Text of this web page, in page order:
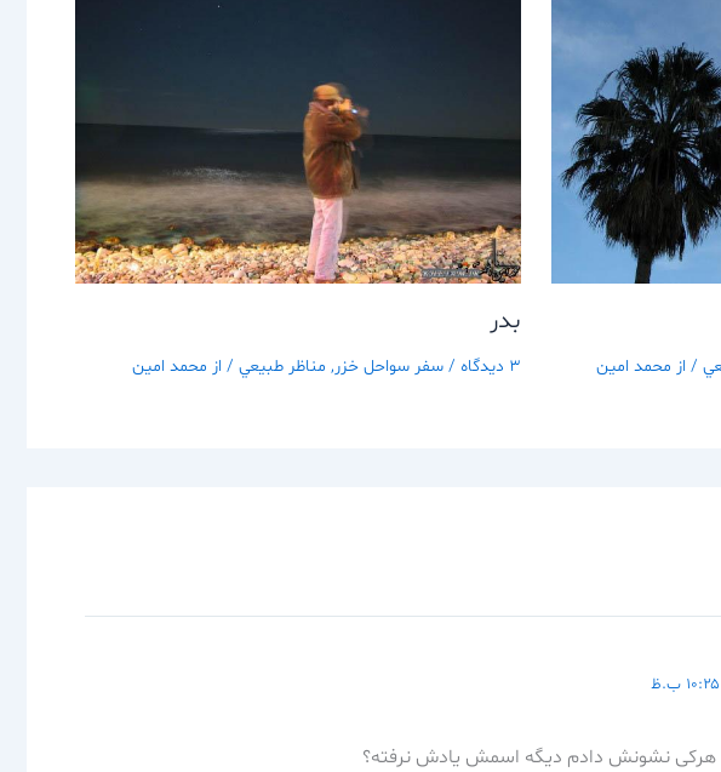
/ از محمد امین
بدر
3 دیدگاه /سفر سواحل خزر, مناظر طبيعي / از محمد امین
هرکی نشونش دادم دیگه اسمش یادش نرفته؟